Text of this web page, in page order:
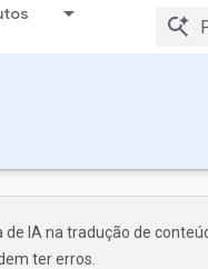
de IA na tradução de
ter erros.